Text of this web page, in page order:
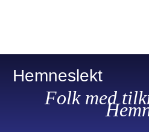
Hemneslekt
Folk med